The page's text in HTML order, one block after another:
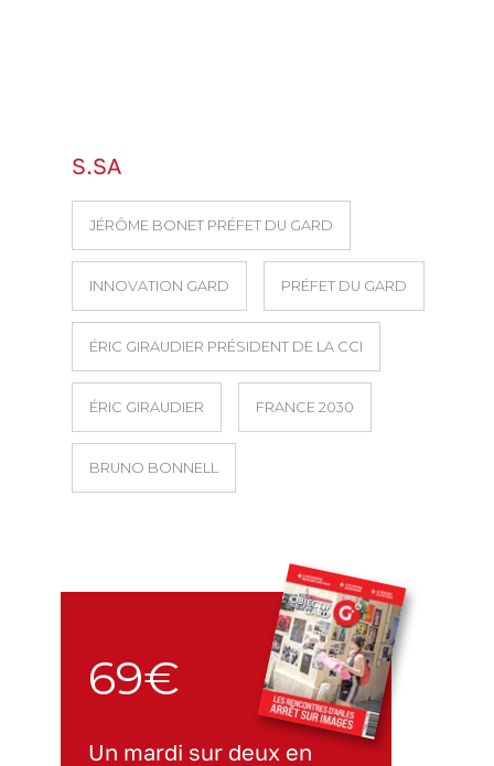
S.SA
JÉRÔME BONET PRÉFET DU GARD
INNOVATION GARD PRÉFET DU GARD
ÉRIC GIRAUDIER PRÉSIDENT DE LA CCI
ÉRIC GIRAUDIER FRANCE 2030
BRUNO BONNELL
69€
Un mardi sur deux en